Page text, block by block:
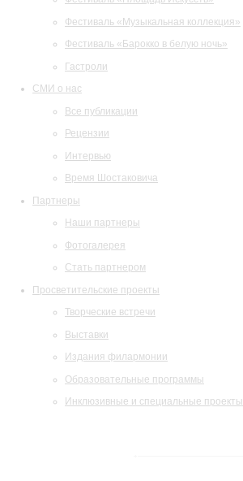
Фестиваль «Музыкальная коллекция»
Фестиваль «Барокко в белую ночь»
Гастроли
СМИ о нас
Все публикации
Рецензии
Интервью
Время Шостаковича
Партнеры
Наши партнеры
Фотогалерея
Стать партнером
Просветительские проекты
Творческие встречи
Выставки
Издания филармонии
Образовательные программы
Инклюзивные и специальные проекты